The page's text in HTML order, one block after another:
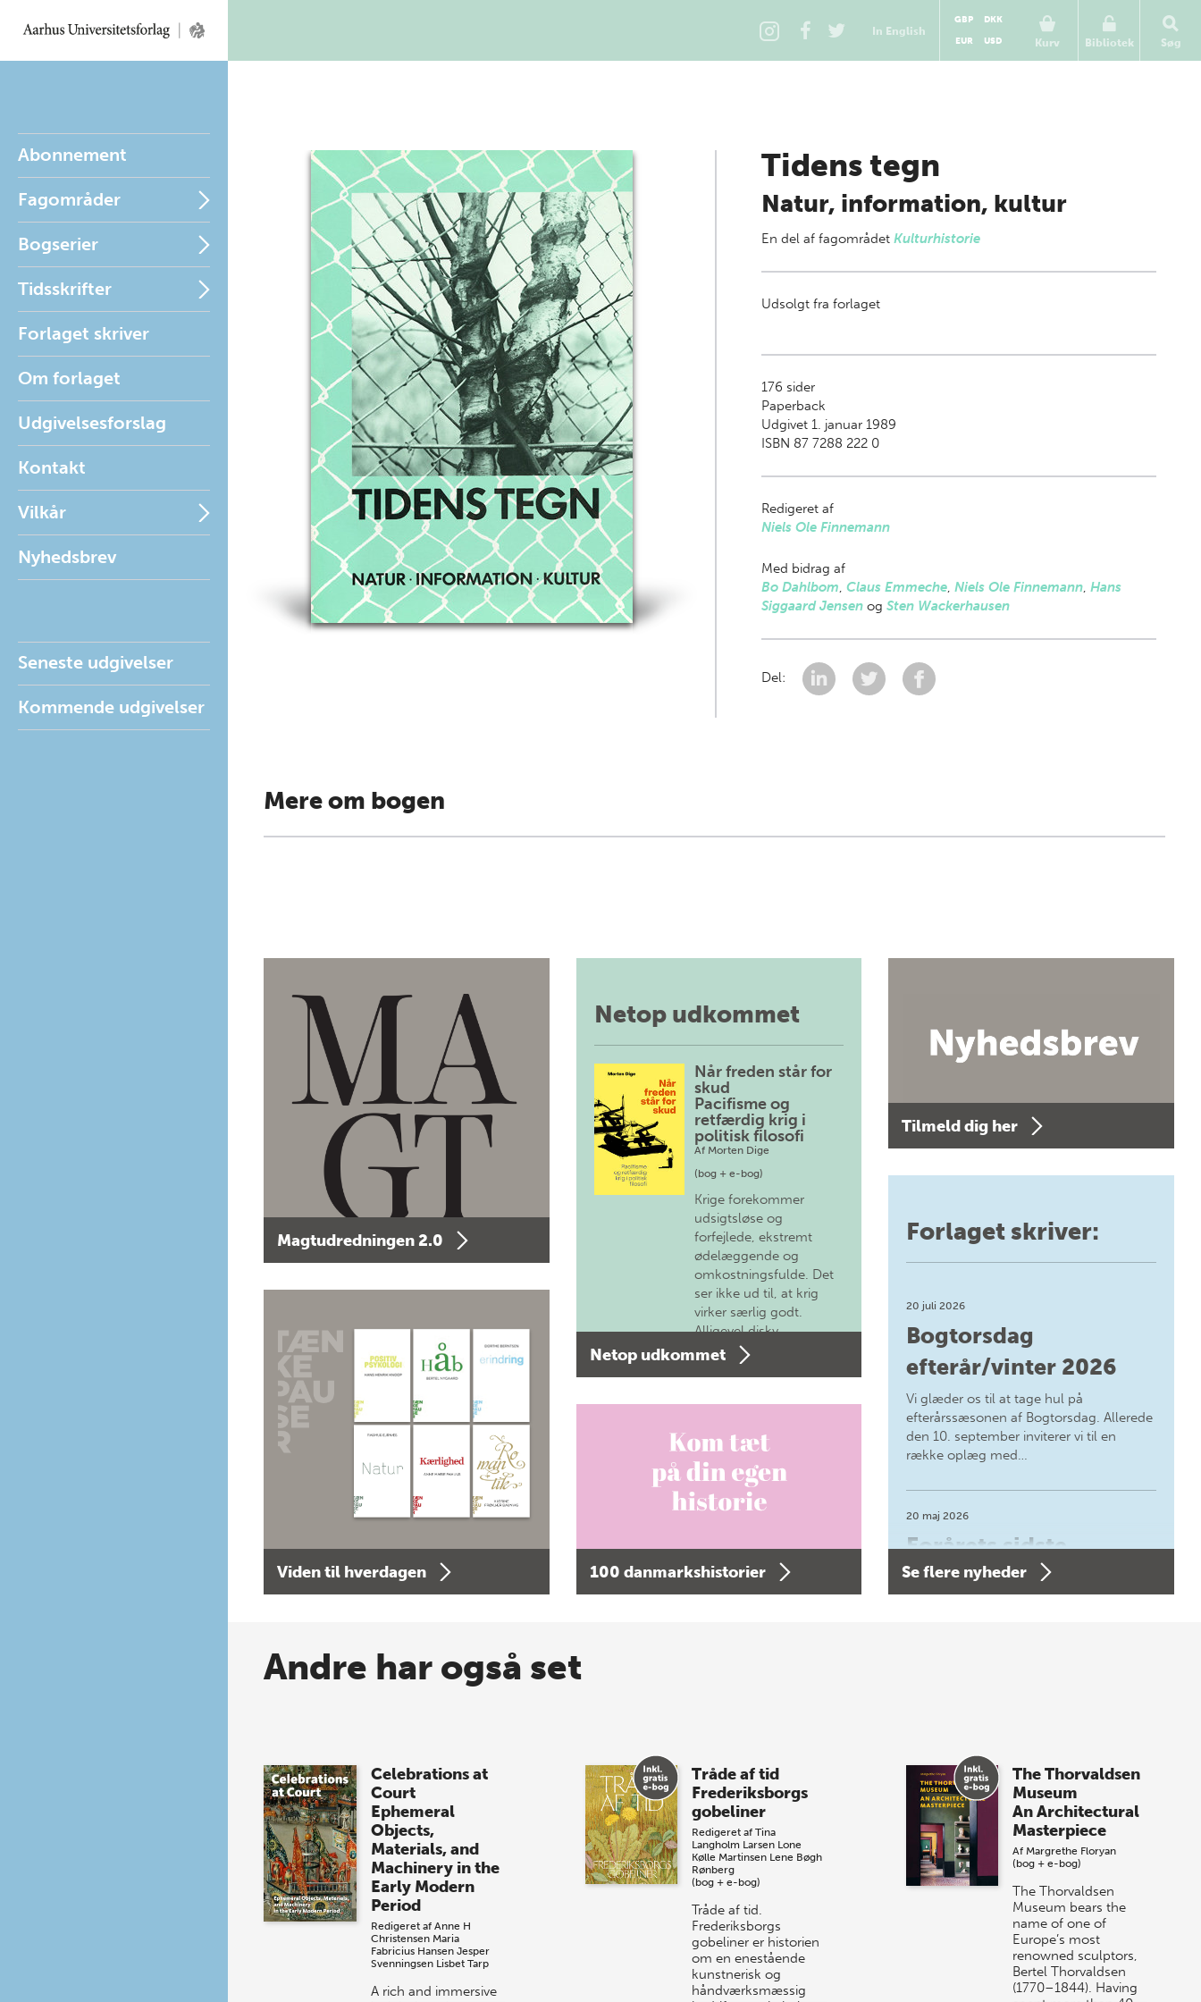
In English
Kurv
GBP
DKK
EUR
USD Bibliotek Søg
Abonnement
Fagområder
Bogserier
Tidsskrifter
Forlaget skriver
Om forlaget
Udgivelsesforslag
Kontakt
Vilkår
Nyhedsbrev
Seneste udgivelser
Kommende udgivelser
Tidens tegn
Natur, information, kultur
En del af fagområdet Kulturhistorie
Udsolgt fra forlaget
176 sider
Paperback
Udgivet 1. januar 1989
ISBN 87 7288 222 0
Redigeret af
Niels Ole Finnemann
Med bidrag af
Bo Dahlbom, Claus Emmeche, Niels Ole Finnemann, Hans
Siggaard Jensenog Sten Wackerhausen
Del:
Mere om bogen
Magtudredningen 2.0
Viden til hverdagen
Netop udkommet
Når freden står for
skud
Pacifisme og
retfærdig krig i
politisk filosofi
Af Morten Dige
(bog + e-bog)
Krige forekommer
udsigtsløse og
forfejlede, ekstremt
ødelæggende og
omkostningsfulde. Det
ser ikke ud til, at krig
virker særlig godt.
Alligevel diskv…
Netop udkommet
100 danmarkshistorier
Tilmeld dig her
Forlaget skriver:
20 juli 2026
Bogtorsdag
efterår/vinter 2026
Vi glæder os til at tage hul på
efterårssæsonen af Bogtorsdag. Allerede
den 10. september inviterer vi til en
række oplæg med…
20 maj 2026
Forårets sidste
Bogtorsdag 11. juni
Spar op til 70% til
sommer-lagersalg!
Vi gentager succesen og inviterer igen i
år til vores store sommer-lagersalg,
så sæt kryds i kalenderen onsdag den
10. j…
Se flere nyheder
Andre har også set
Celebrations at
Court
Ephemeral
Objects,
Materials, and
Machinery in the
Early Modern
Period
Redigeret af Anne H
Christensen Maria
Fabricius Hansen Jesper
Svenningsen Lisbet Tarp
A rich and immersive
Tråde af tid
Frederiksborgs
gobeliner
Redigeret af Tina
Langholm Larsen Lone
Kølle Martinsen Lene Bøgh
Rønberg
(bog + e-bog)
Tråde af tid.
Frederiksborgs
gobeliner er historien
om en enestående
kunstnerisk og
håndværksmæssig
The Thorvaldsen
Museum
An Architectural
Masterpiece
Af Margrethe Floryan
(bog + e-bog)
The Thorvaldsen
Museum bears the
name of one of
Europe’s most
renowned sculptors,
Bertel Thorvaldsen
(1770–1844). Having